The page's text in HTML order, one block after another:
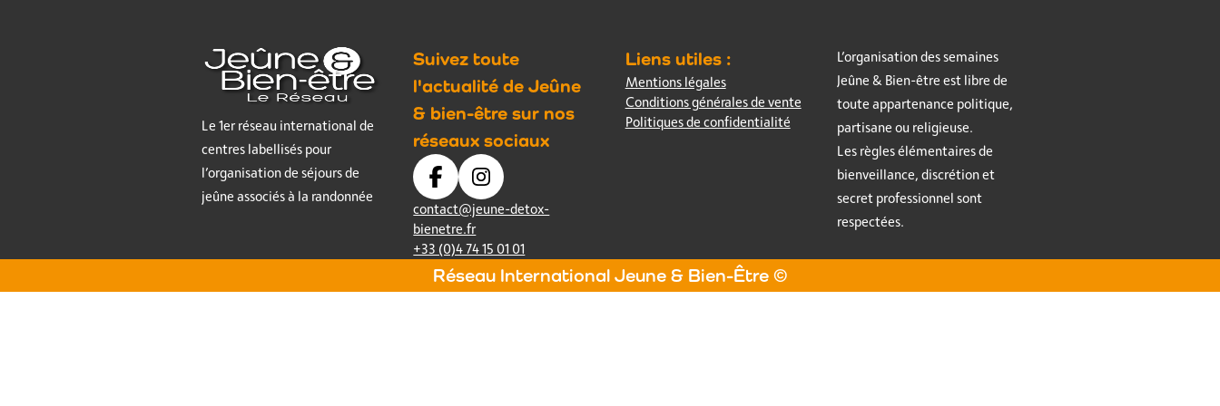
Le 1er réseau international de
centres labellisés pour
l’organisation de séjours de
jeûne associés à la randonnée
Suivez toute
l'actualité de Jeûne
& bien-être sur nos
réseaux sociaux
contact@jeune-detox-
bienetre.fr
+33 (0)4 74 15 01 01
Liens utiles :
Mentions légales
Conditions générales de vente
Politiques de confidentialité
L’organisation des semaines
Jeûne & Bien-être est libre de
toute appartenance politique,
partisane ou religieuse.
Les règles élémentaires de
bienveillance, discrétion et
secret professionnel sont
respectées.
Réseau International Jeune & Bien-Être ©